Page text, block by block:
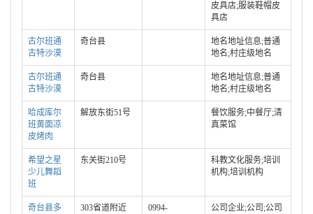
皮具店;服装鞋帽皮
具店
古尔班通
古特沙漠
奇台县
地名地址信息;普通
地名;村庄级地名
古尔班通
古特沙漠
奇台县
地名地址信息;普通
地名;村庄级地名
哈成库尔
班黄面凉
皮烤肉
解放东街51号
餐饮服务;中餐厅;清
真菜馆
希望之星
少儿舞蹈
班
东关街210号
科教文化服务;培训
机构;培训机构
奇台县多
303省道附近
0994-
公司企业;公司;公司